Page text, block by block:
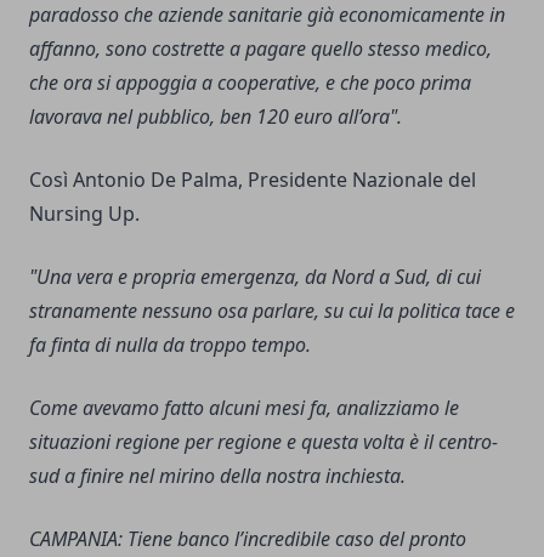
paradosso che aziende sanitarie già economicamente in
affanno, sono costrette a pagare quello stesso medico,
che ora si appoggia a cooperative, e che poco prima
lavorava nel pubblico, ben 120 euro all’ora".
Così Antonio De Palma, Presidente Nazionale del
Nursing Up.
"Una vera e propria emergenza, da Nord a Sud, di cui
stranamente nessuno osa parlare, su cui la politica tace e
fa finta di nulla da troppo tempo.
Come avevamo fatto alcuni mesi fa, analizziamo le
situazioni regione per regione e questa volta è il centro-
sud a finire nel mirino della nostra inchiesta.
CAMPANIA: Tiene banco l’incredibile caso del pronto